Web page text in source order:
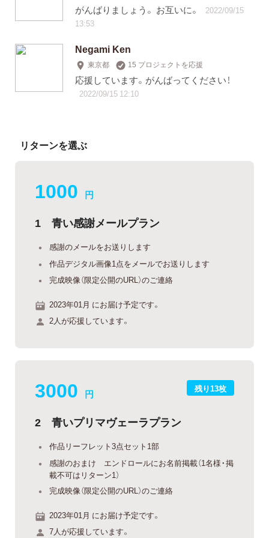
がんばりましょう。 お互いに。
2022/09/15
13:53
Negami Ken
東京都 15 プロジェクトを応援
応援しています。がんばってください！
2022/09/15 12:10
リターンを選ぶ
1000 円
1 青い感謝メールプラン
感謝のメールをお送りします
作品デジタル画像1点をメールでお送りします
完成映像（限定公開のURL）のご連絡
2023年01月 にお届け予定です。
2人が応援しています。
残り13枚
3000 円
2 青いプリマヴェーラプラン
作品リーフレット3点セット1部
感謝のおまけ エンドロールにお名前掲載（1名様・掲
載不可はリターン1）
完成映像（限定公開のURL）のご連絡
2023年01月 にお届け予定です。
7人が応援しています。